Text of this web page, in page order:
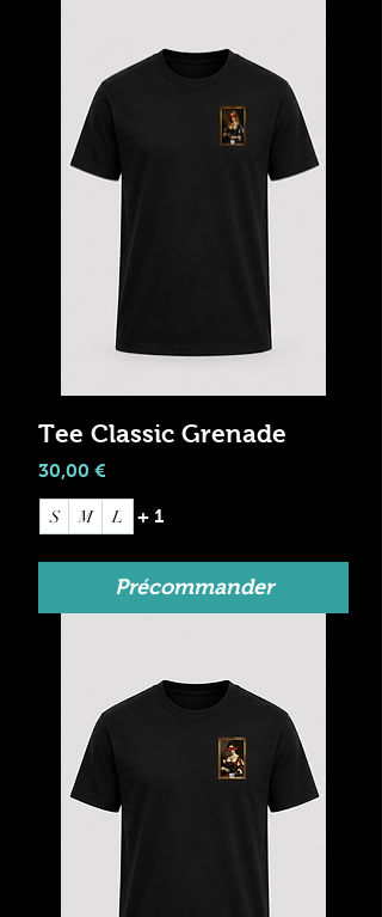
Tee Classic Grenade
Prix
30,00 €
S M L + 1
Précommander